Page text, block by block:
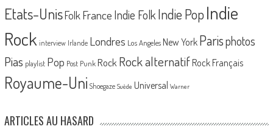
Etats-UnisFolk France Indie Folk Indie PopIndie
Rock interview Irlande Londres Los Angeles New York Parisphotos
Pias playlist Pop Post Punk Rock Rock alternatif Rock Français
Royaume-Uni Shoegaze Suède Universal Warner
ARTICLES AU HASARD